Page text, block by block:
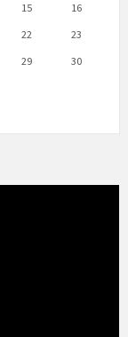
15
16
22
23
29
30